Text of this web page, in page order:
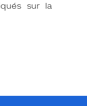
sur la